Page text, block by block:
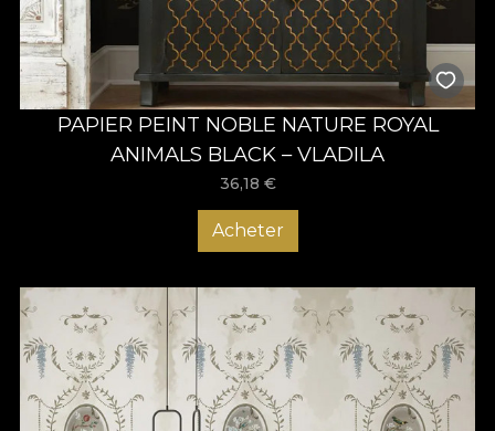
PAPIER PEINT NOBLE NATURE ROYAL
ANIMALS BLACK – VLADILA
36,18 €
Acheter